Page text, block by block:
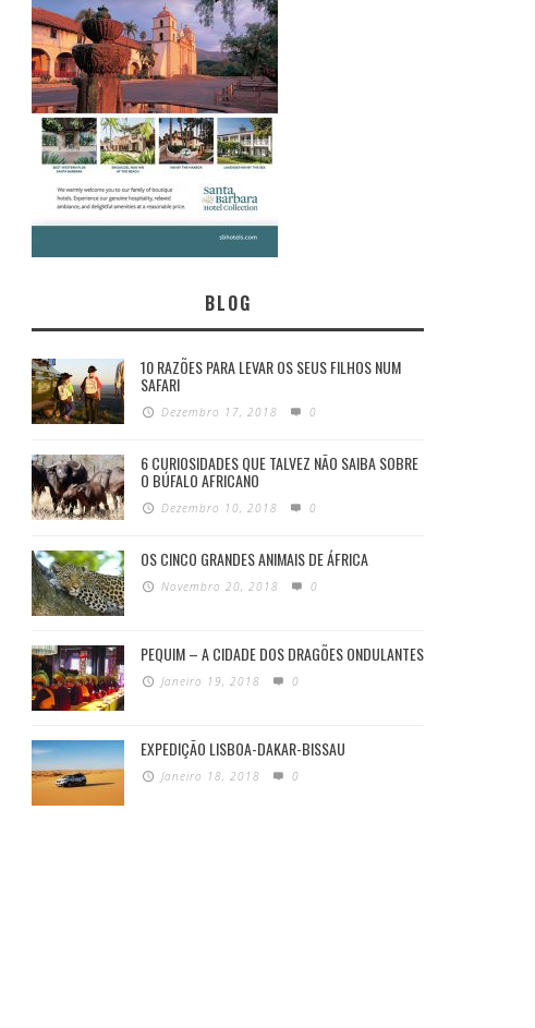
BLOG
10 RAZÕES PARA LEVAR OS SEUS FILHOS NUM
SAFARI
Dezembro 17, 2018 0
6 CURIOSIDADES QUE TALVEZ NÃO SAIBA SOBRE
O BÚFALO AFRICANO
Dezembro 10, 2018 0
OS CINCO GRANDES ANIMAIS DE ÁFRICA
Novembro 20, 2018 0
PEQUIM – A CIDADE DOS DRAGÕES ONDULANTES
Janeiro 19, 2018 0
EXPEDIÇÃO LISBOA-DAKAR-BISSAU
Janeiro 18, 2018 0